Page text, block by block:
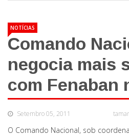
NOTÍCIAS
Comando
negocia mais
com Fenaban
Setembro 05, 2011
O Comando Nacional, sob